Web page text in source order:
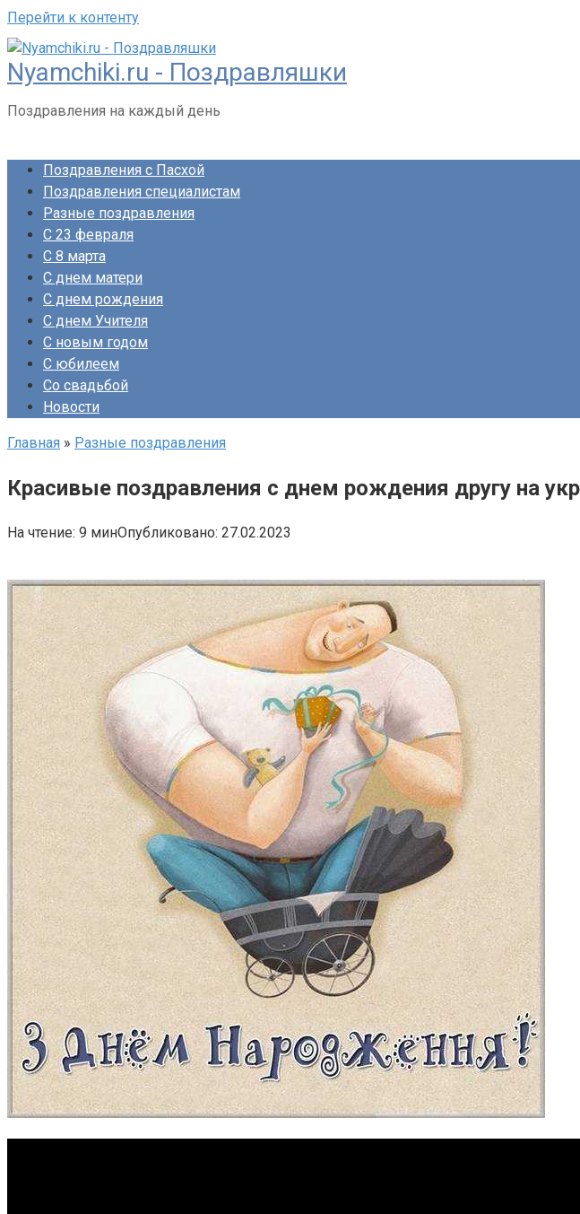
Перейти к контенту
Nyamchiki.ru - Поздравляшки
Поздравления на каждый день
Поздравления с Пасхой
Поздравления специалистам
Разные поздравления
С 23 февраля
С 8 марта
С днем матери
С днем рождения
С днем Учителя
С новым годом
С юбилеем
Со свадьбой
Новости
Главная » Разные поздравления
Красивые поздравления с днем рождения другу на
На чтение: 9 минОпубликовано: 27.02.2023